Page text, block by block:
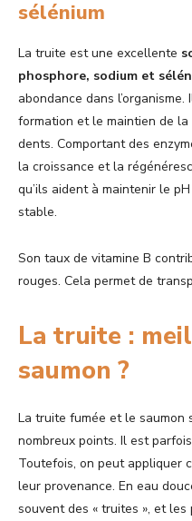
sélénium
La truite est une excellente
phosphore, sodium et
abondance dans
formation et le maintien de
dents. Comportant des
la croissance et la
qu’ils aident à maintenir le
stable.
Son taux de vitamine B
rouges. Cela permet de
La truite :
saumon ?
La truite fumée et le saumon
nombreux points. Il est
Toutefois, on peut appliquer
leur provenance. En eau
souvent des « truites », et les